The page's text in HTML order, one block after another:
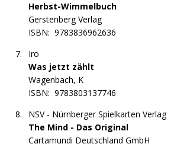
Herbst-Wimmelbuch
Gerstenberg Verlag
ISBN: 9783836962636
Iro
Was jetzt zählt
Wagenbach, K
ISBN: 9783803137746
NSV - Nürnberger Spielkarten Verlag
The Mind - Das Original
Cartamundi Deutschland GmbH